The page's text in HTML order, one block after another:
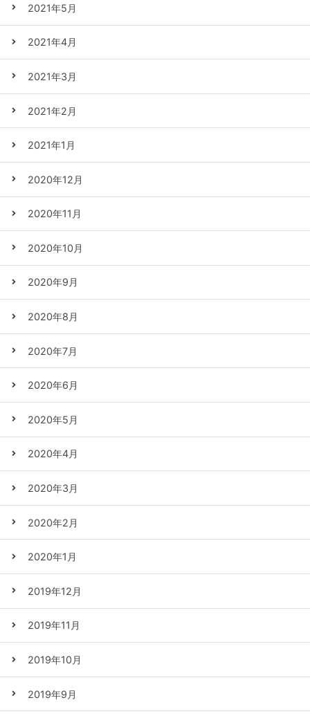
2021年5月
2021年4月
2021年3月
2021年2月
2021年1月
2020年12月
2020年11月
2020年10月
2020年9月
2020年8月
2020年7月
2020年6月
2020年5月
2020年4月
2020年3月
2020年2月
2020年1月
2019年12月
2019年11月
2019年10月
2019年9月